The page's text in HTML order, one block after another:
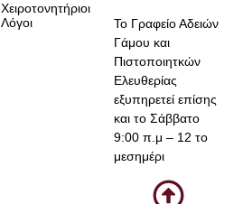
Το Γραφείο Αδειών
Γάμου και
Πιστοποιητκών
Ελευθερίας
εξυπηρετεί επίσης
και το Σάββατο
9:00 π.μ – 12 το
μεσημέρι
Χειροτονητήριοι
Λόγοι